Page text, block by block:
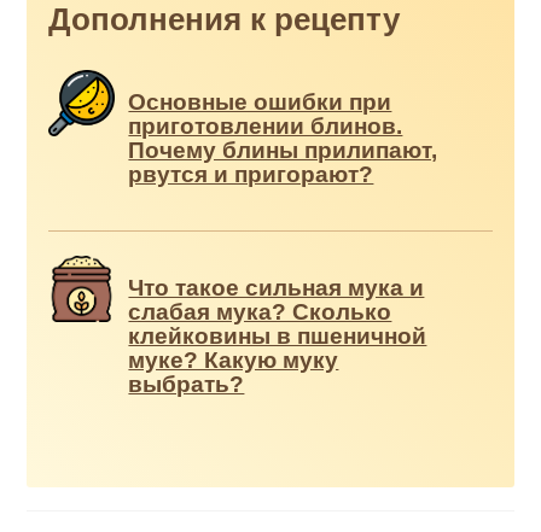
Дополнения к рецепту
Основные ошибки при
приготовлении блинов.
Почему блины прилипают,
рвутся и пригорают?
Что такое сильная мука и
слабая мука? Сколько
клейковины в пшеничной
муке? Какую муку
выбрать?